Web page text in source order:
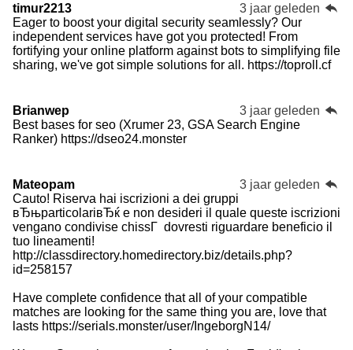
timur2213
3 jaar geleden
Eager to boost your digital security seamlessly? Our
independent services have got you protected! From
fortifying your online platform against bots to simplifying file
sharing, we've got simple solutions for all. https://toproll.cf
Brianwep
3 jaar geleden
Best bases for seo (Xrumer 23, GSA Search Engine
Ranker) https://dseo24.monster
Mateopam
3 jaar geleden
Cauto! Riserva hai iscrizioni a dei gruppi
вЂњparticolariвЂќ e non desideri il quale queste iscrizioni
vengano condivise chissГ dovresti riguardare beneficio il
tuo lineamenti!
http://classdirectory.homedirectory.biz/details.php?
id=258157
Have complete confidence that all of your compatible
matches are looking for the same thing you are, love that
lasts https://serials.monster/user/IngeborgN14/